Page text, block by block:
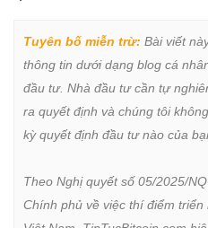
Tuyên bố miễn trừ: Bài viết
thông tin dưới dạng blog cá
đầu tư. Nhà đầu tư cần tự
ra quyết định và chúng tôi
kỳ quyết định đầu tư nào của
Theo Nghị quyết số 05/2025/
Chính phủ về việc thí điểm